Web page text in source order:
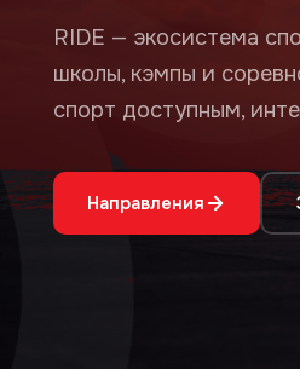
RIDE — экосистема
школы, кэмпы и
спорт доступным,
Направления